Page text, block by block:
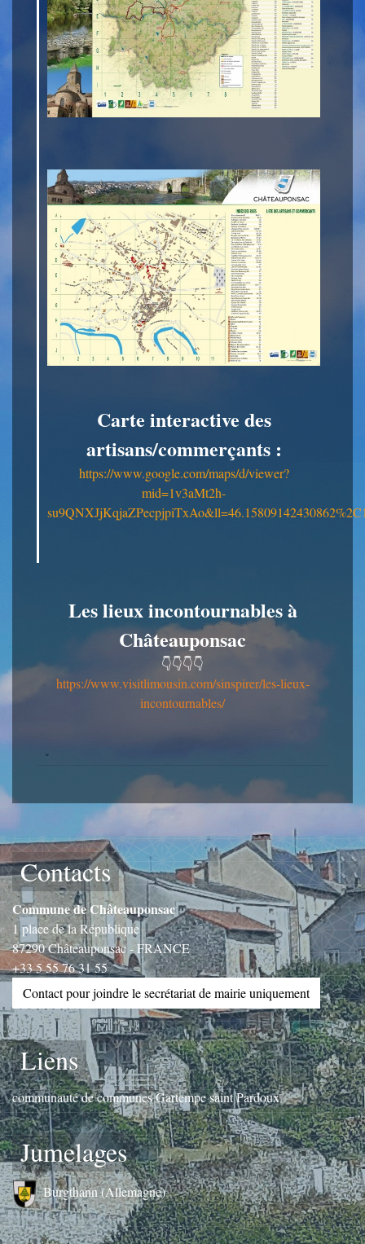
Carte interactive des
artisans/commerçants :
https://www.google.com/maps/d/viewer?
mid=1v3aMt2h-
Les lieux incontournables à
Châteauponsac
👇👇👇👇
https://www.visitlimousin.com/sinspirer/les-lieux-
incontournables/
Contacts
Commune de Châteauponsac
1 place de la République
87290 Châteauponsac - FRANCE
+33 5 55 76 31 55
Contact pour joindre le secrétariat de mairie uniquement
Liens
communauté de communes Gartempe saint Pardoux
Jumelages
Burgthann (Allemagne)